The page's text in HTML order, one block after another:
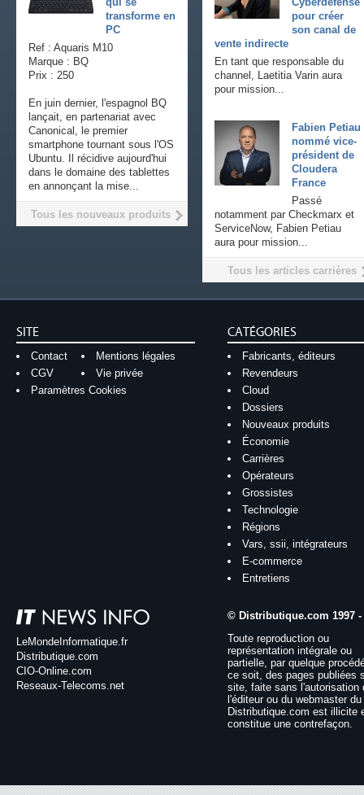
pour créer
son canal de
vente indirecte
En tant que responsable du
channel, Laetitia Varin aura
pour mission...
Fabien Petiau
nommé vice-
président de
Cloudera
France
Passé
notamment par Checkmarx et
ServiceNow, Fabien Petiau
aura pour mission...
Tous les articles carrières
transforme en
PC
Ref : Aquaris M10
Marque : BQ
Prix : 250
En juin dernier, l'espagnol BQ
lançait, en partenariat avec
Canonical, le premier
smartphone tournant sous l'OS
Ubuntu. Il récidive aujourd'hui
dans le domaine des tablettes
en annonçant la mise...
Tous les nouveaux produits
SITE
Contact
Mentions légales
CGV
Vie privée
Paramètres Cookies
CATÉGORIES
Fabricants, éditeurs
Revendeurs
Cloud
Dossiers
Nouveaux produits
Économie
Carrières
Opérateurs
Grossistes
Technologie
Régions
Vars, ssii, intégrateurs
E-commerce
Entretiens
LeMondeInformatique.fr
Distributique.com
CIO-Online.com
Reseaux-Telecoms.net
© Distributique.com 1997 -
Toute reproduction ou
représentation intégrale ou
partielle, par quelque
ce soit, des pages publiées
site, faite sans l'autorisation
l'éditeur ou du webmaster
Distributique.com est illicite
constitue une contrefaçon.